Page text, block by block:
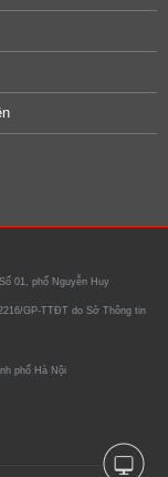
01, phố Nguyễn Huy
GP-TTĐT do Sở Thông tin
phố Hà Nội